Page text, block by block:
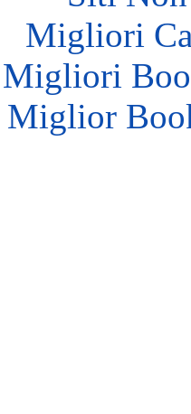
Migliori
Migliori
Miglior